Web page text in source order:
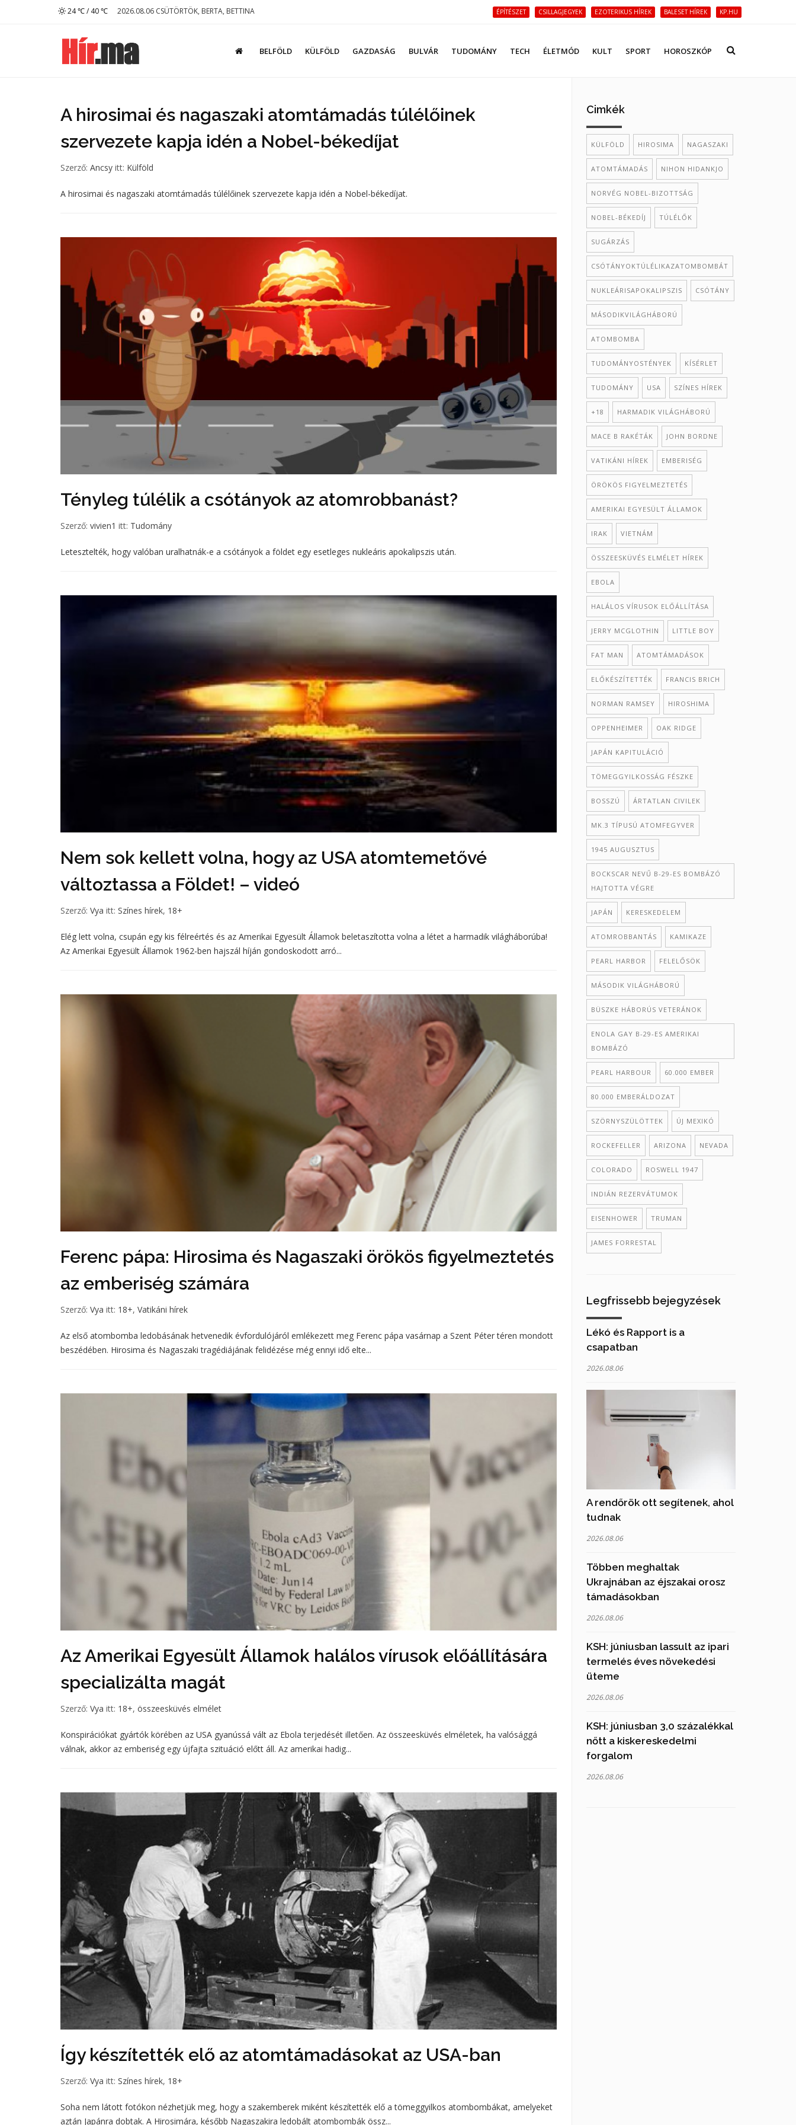
24 ℃ / 40 ℃ 2026.08.06 CSÜTÖRTÖK, BERTA, BETTINA ÉPÍTÉSZET CSILLAGJEGYEK EZOTERIKUS HÍREK BALESET HÍREK KP.HU
BELFÖLD KÜLFÖLD GAZDASÁG BULVÁR TUDOMÁNY TECH ÉLETMÓD KULT SPORT HOROSZKÓP
A hirosimai és nagaszaki atomtámadás túlélőinek
szervezete kapja idén a Nobel-békedíjat
Szerző: Ancsy itt: Külföld
A hirosimai és nagaszaki atomtámadás túlélőinek szervezete kapja idén a Nobel-békedíjat.
Tényleg túlélik a csótányok az atomrobbanást?
Szerző: vivien1 itt: Tudomány
Letesztelték, hogy valóban uralhatnák-e a csótányok a földet egy esetleges nukleáris apokalipszis után.
Nem sok kellett volna, hogy az USA atomtemetővé
változtassa a Földet! – videó
Szerző: Vya itt: Színes hírek, 18+
Elég lett volna, csupán egy kis félreértés és az Amerikai Egyesült Államok beletaszította volna a létet a harmadik világháborúba!
Az Amerikai Egyesült Államok 1962-ben hajszál híján gondoskodott arró...
Ferenc pápa: Hirosima és Nagaszaki örökös figyelmeztetés
az emberiség számára
Szerző: Vya itt: 18+, Vatikáni hírek
Az első atombomba ledobásának hetvenedik évfordulójáról emlékezett meg Ferenc pápa vasárnap a Szent Péter téren mondott
beszédében. Hirosima és Nagaszaki tragédiájának felidézése még ennyi idő elte...
Az Amerikai Egyesült Államok halálos vírusok előállítására
specializálta magát
Szerző: Vya itt: 18+, összeesküvés elmélet
Konspirációkat gyártók körében az USA gyanússá vált az Ebola terjedését illetően. Az összeesküvés elméletek, ha valósággá
válnak, akkor az emberiség egy újfajta szituáció előtt áll. Az amerikai hadig...
Így készítették elő az atomtámadásokat az USA-ban
Szerző: Vya itt: Színes hírek, 18+
Soha nem látott fotókon nézhetjük meg, hogy a szakemberek miként készítették elő a tömeggyilkos atombombákat, amelyeket
aztán Japánra dobtak. A Hirosimára, később Nagaszakira ledobált atombombák össz...
Cimkék
KÜLFÖLD HIROSIMA NAGASZAKI
ATOMTÁMADÁS NIHON HIDANKJO
NORVÉG NOBEL-BIZOTTSÁG
NOBEL-BÉKEDÍJ TÚLÉLŐK
SUGÁRZÁS
CSÓTÁNYOKTÚLÉLIKAZATOMBOMBÁT
NUKLEÁRISAPOKALIPSZIS CSÓTÁNY
MÁSODIKVILÁGHÁBORÚ
ATOMBOMBA
TUDOMÁNYOSTÉNYEK KÍSÉRLET
TUDOMÁNY USA SZÍNES HÍREK
+18 HARMADIK VILÁGHÁBORÚ
MACE B RAKÉTÁK JOHN BORDNE
VATIKÁNI HÍREK EMBERISÉG
ÖRÖKÖS FIGYELMEZTETÉS
AMERIKAI EGYESÜLT ÁLLAMOK
IRAK VIETNÁM
ÖSSZEESKÜVÉS ELMÉLET HÍREK
EBOLA
HALÁLOS VÍRUSOK ELŐÁLLÍTÁSA
JERRY MCGLOTHIN LITTLE BOY
FAT MAN ATOMTÁMADÁSOK
ELŐKÉSZÍTETTÉK FRANCIS BRICH
NORMAN RAMSEY HIROSHIMA
OPPENHEIMER OAK RIDGE
JAPÁN KAPITULÁCIÓ
TÖMEGGYILKOSSÁG FÉSZKE
BOSSZÚ ÁRTATLAN CIVILEK
MK.3 TÍPUSÚ ATOMFEGYVER
1945 AUGUSZTUS
BOCKSCAR NEVŰ B-29-ES BOMBÁZÓ
HAJTOTTA VÉGRE
JAPÁN KERESKEDELEM
ATOMROBBANTÁS KAMIKAZE
PEARL HARBOR FELELŐSÖK
MÁSODIK VILÁGHÁBORÚ
BÜSZKE HÁBORÚS VETERÁNOK
ENOLA GAY B-29-ES AMERIKAI
BOMBÁZÓ
PEARL HARBOUR 60.000 EMBER
80.000 EMBERÁLDOZAT
SZÖRNYSZÜLÖTTEK ÚJ MEXIKÓ
ROCKEFELLER ARIZONA NEVADA
COLORADO ROSWELL 1947
INDIÁN REZERVÁTUMOK
EISENHOWER TRUMAN
JAMES FORRESTAL
Legfrissebb bejegyzések
Lékó és Rapport is a
csapatban
2026.08.06
A rendőrök ott segítenek, ahol
tudnak
2026.08.06
Többen meghaltak
Ukrajnában az éjszakai orosz
támadásokban
2026.08.06
KSH: júniusban lassult az ipari
termelés éves növekedési
üteme
2026.08.06
KSH: júniusban 3,0 százalékkal
nőtt a kiskereskedelmi
forgalom
2026.08.06